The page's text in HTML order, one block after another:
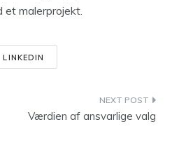
et malerprojekt.
LINKEDIN
Værdien af ansvarlige valg